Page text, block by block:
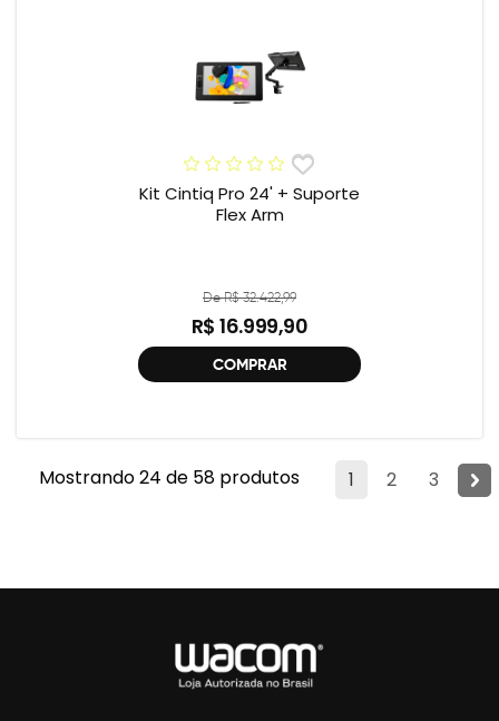
Kit Cintiq Pro 24' + Suporte
Flex Arm
De R$ 32.422,99
R$ 16.999,90
COMPRAR
1 2 3
Mostrando 24 de 58 produtos